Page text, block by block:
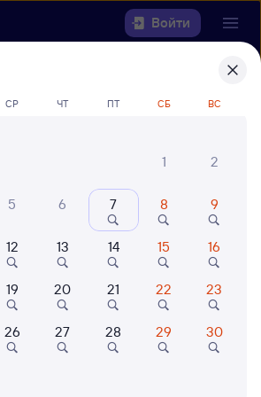
Войти
чтобы найти
— Канаш-1
для вас
СР ЧТ ПТ СБ ВС
1
2
5 6 7 8 9
12 13 14 15 16
19 20 21 22 23
26 27 28 29 30